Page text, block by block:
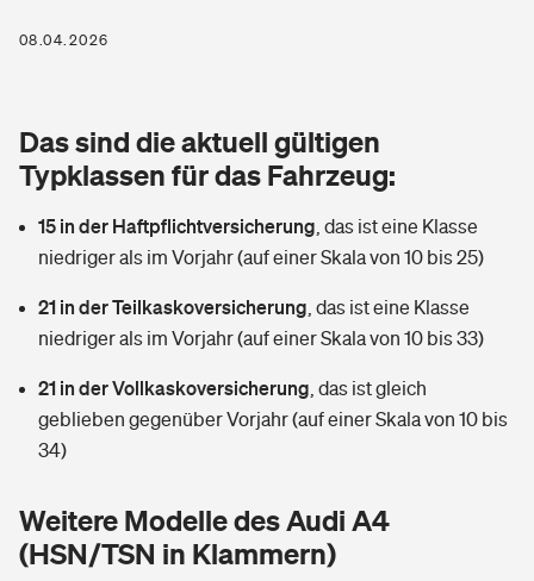
Zur Übersicht
Tools
Wer versichert was: Jetzt Versicherer finden
Sie haben Fragen?
Glasversicherung
Mietkautionsversicherung
Restkreditversicherung
Zur Übersicht
Hochwasser-Check: Wie gefährdet ist Ihr Haus?
Kinderunfall­ver­si­che­rung
Kinderinvalidität
Reiseversicherung
Pferdehalter-Haftpflicht
Private Cyberversicherung
Private Krankenversicherung
Dread-Disease-Versicherung
Tierkrankenversicherung
Wer versichert was: Jetzt Versicherer finden
Sie haben Fragen?
Rentenrechner: Wie viel Geld bekomme ich im Alter?
08.04.2026
Das sind die aktuell gültigen
Typklassen für das Fahrzeug:
15 in der Haftpflichtversicherung das ist eine Klasse
niedriger als im Vorjahr (auf einer Skala von 10 bis 25)
21 in der Teilkaskoversicherung das ist eine Klasse
niedriger als im Vorjahr (auf einer Skala von 10 bis 33)
21 in der Vollkaskoversicherung das ist gleich
geblieben gegenüber Vorjahr (auf einer Skala von 10 bis
34)
Weitere Modelle des Audi A4
(HSN/TSN in Klammern)